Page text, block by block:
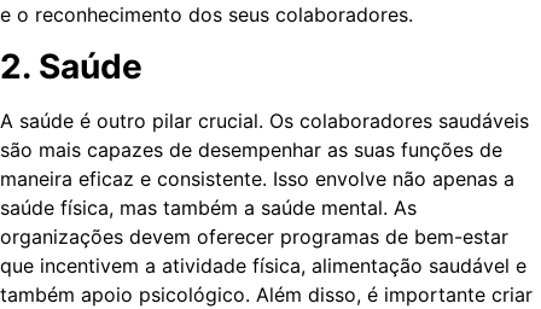
e o reconhecimento dos seus colaboradores.
2. Saúde
A saúde é outro pilar crucial. Os colaboradores saudáveis
são mais capazes de desempenhar as suas funções de
maneira eficaz e consistente. Isso envolve não apenas a
saúde física, mas também a saúde mental. As
organizações devem oferecer programas de bem-estar
que incentivem a atividade física, alimentação saudável e
também apoio psicológico. Além disso, é importante criar